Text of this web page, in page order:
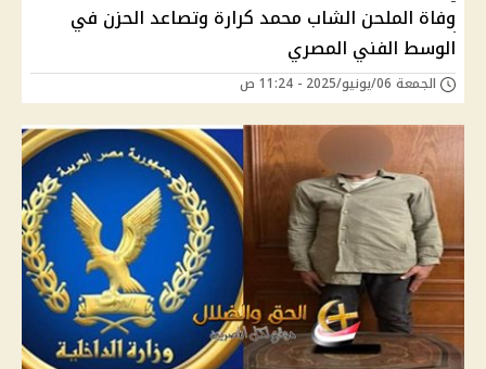
وفاة الملحن الشاب محمد كرارة وتصاعد الحزن في
الوسط الفني المصري
الجمعة 06/يونيو/2025 - 11:24 ص